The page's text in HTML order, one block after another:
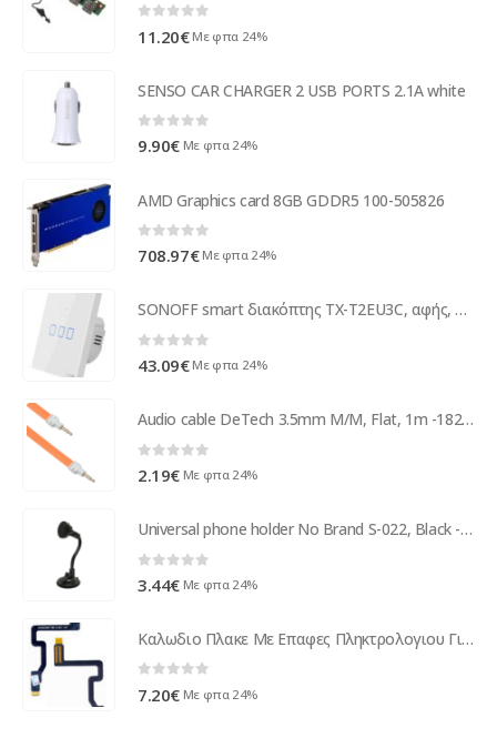
11.20€ Με φπα 24%
SENSO CAR CHARGER 2 USB PORTS 2.1A white
0 out of 5
9.90€ Με φπα 24%
AMD Graphics card 8GB GDDR5 100-505826
0out of 5
708.97€ Με φπα 24%
SONOFF smart διακόπτης ΤΧ-T2EU3C, αφής, Wi-Fi, τριπλός, λευκός
0out of 5
43.09€ Με φπα 24%
Audio cable DeTech 3.5mm М/М, Flat, 1m -18235
0 out of 5
2.19€ Με φπα 24%
Universal phone holder No Brand S-022, Black - 17366
3.44€ Με φπα 24%
Καλωδιο Πλακε Με Επαφες Πληκτρολογιου Για Motorola K3 OR
7.20€ Με φπα 24%